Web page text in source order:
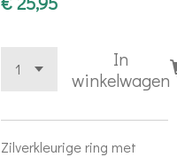
In
winkelwagen
Zilverkleurige ring met